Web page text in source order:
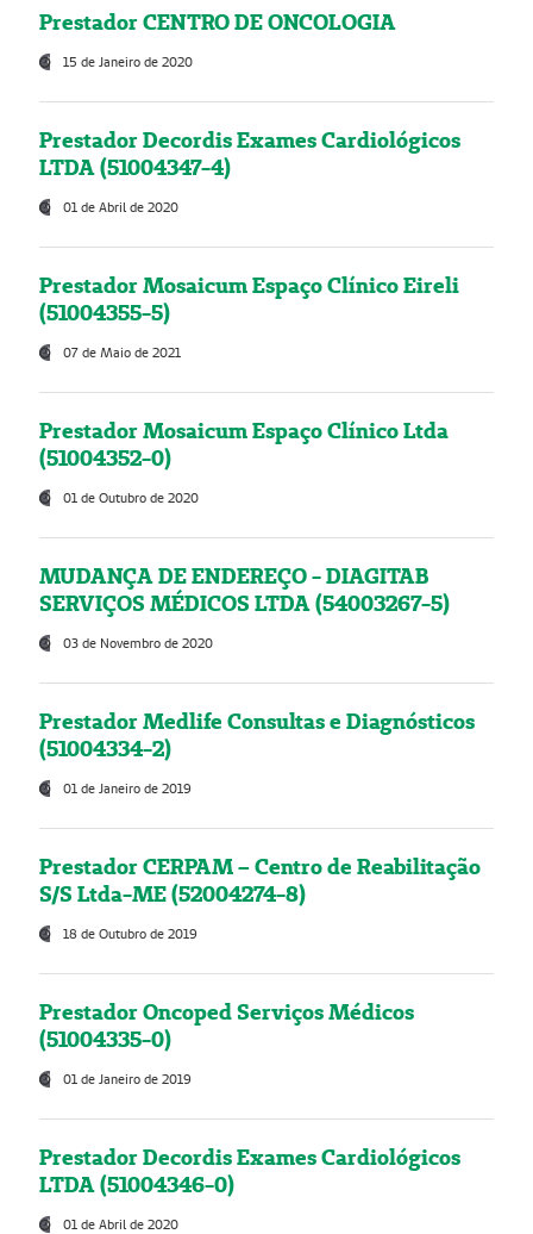
Prestador CENTRO DE ONCOLOGIA
15 de Janeiro de 2020
Prestador Decordis Exames Cardiológicos
LTDA (51004347-4)
01 de Abril de 2020
Prestador Mosaicum Espaço Clínico Eireli
(51004355-5)
07 de Maio de 2021
Prestador Mosaicum Espaço Clínico Ltda
(51004352-0)
01 de Outubro de 2020
MUDANÇA DE ENDEREÇO - DIAGITAB
SERVIÇOS MÉDICOS LTDA (54003267-5)
03 de Novembro de 2020
Prestador Medlife Consultas e Diagnósticos
(51004334-2)
01 de Janeiro de 2019
Prestador CERPAM – Centro de Reabilitação
S/S Ltda-ME (52004274-8)
18 de Outubro de 2019
Prestador Oncoped Serviços Médicos
(51004335-0)
01 de Janeiro de 2019
Prestador Decordis Exames Cardiológicos
LTDA (51004346-0)
01 de Abril de 2020